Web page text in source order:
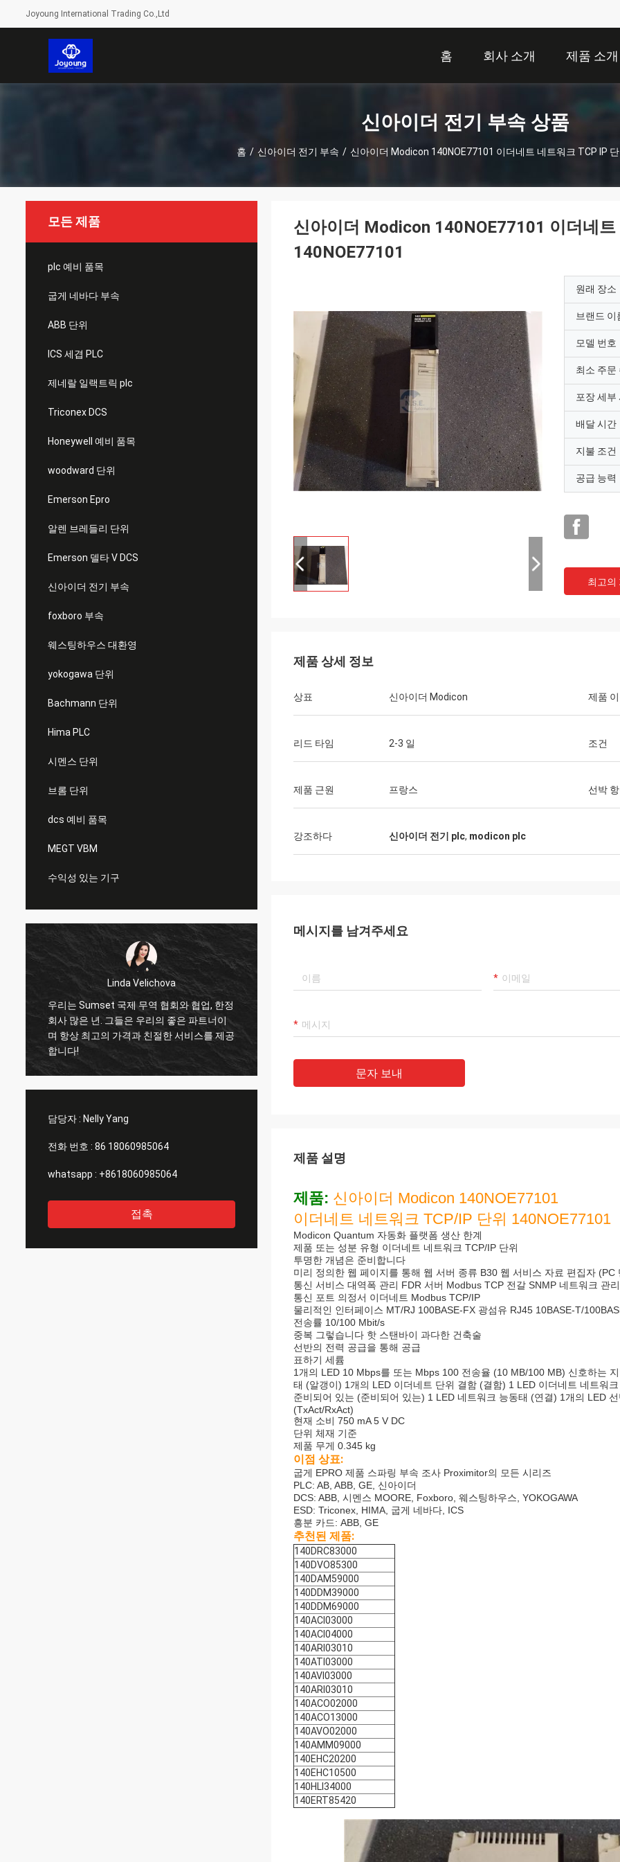
Joyoung International Trading Co.,Ltd
홈 회사 소개 제품 소개
신아이더 전기 부속 상품
홈 / 신아이더 전기 부속 / 신아이더 Modicon 140NOE77101 이더네트 네트워크 TCP IP
모든 제품
plc 예비 품목
굽게 네바다 부속
ABB 단위
ICS 세겹 PLC
제네랄 일랙트릭 plc
Triconex DCS
Honeywell 예비 품목
woodward 단위
Emerson Epro
알렌 브레들리 단위
Emerson 델타 V DCS
신아이더 전기 부속
foxboro 부속
웨스팅하우스 대환영
yokogawa 단위
Bachmann 단위
Hima PLC
시멘스 단위
브롬 단위
dcs 예비 품목
MEGT VBM
수익성 있는 기구
Linda Velichova
우리는 Sumset 국제 무역 협회와 협업, 한정
회사 많은 년. 그들은 우리의 좋은 파트너이
며 항상 최고의 가격과 친절한 서비스를 제공
합니다!
수 있는 파트너입니다, 우리는 그로부터 상품
을 수입합니다. 좋은 품질의 제품과 적절한
다! 우리는 그런 좋은 회
담당자 : Nelly Yang
전화 번호 : 86 18060985064
whatsapp : +8618060985064
접촉
신아이더 Modicon 140NOE77101 이더네트
140NOE77101
원래 장소
브랜드 이
모델 번호
최소 주문
포장 세부
배달 시간
지불 조건
공급 능력
최고의
제품 상세 정보
상표 신아이더 Modicon 제품
리드 타임 2-3 일 조건
제품 근원 프랑스 선박
강조하다 신아이더 전기 plc, modicon plc
메시지를 남겨주세요
문자 보내
제품 설명
제품: 신아이더 Modicon 140NOE77101
이더네트 네트워크 TCP/IP 단위 140NOE77101
Modicon Quantum 자동화 플랫폼 생산 한계
제품 또는 성분 유형 이더네트 네트워크 TCP/IP 단위
투명한 개념은 준비합니다
미리 정의한 웹 페이지를 통해 웹 서버 종류 B30 웹 서비스 자료 편집자
통신 서비스 대역폭 관리 FDR 서버 Modbus TCP 전갈 SNMP 네트워크 관
통신 포트 의정서 이더네트 Modbus TCP/IP
물리적인 인터페이스 MT/RJ 100BASE-FX 광섬유 RJ45 10BASE-T/
전송률 10/100 Mbit/s
중복 그렇습니다 핫 스탠바이 과다한 건축술
선반의 전력 공급을 통해 공급
표하기 세륨
1개의 LED 10 Mbps를 또는 Mbps 100 전송율 (10 MB/100 MB) 신호하는
태 (알갱이) 1개의 LED 이더네트 단위 결함 (결함) 1 LED 이더네트 네트워
준비되어 있는 (준비되어 있는) 1 LED 네트워크 능동태 (연결) 1개의 LED
(TxAct/RxAct)
현재 소비 750 mA 5 V DC
단위 체재 기준
제품 무게 0.345 kg
이점 상표:
굽게 EPRO 제품 스파링 부속 조사 Proximitor의 모든 시리즈
PLC: AB, ABB, GE, 신아이더
DCS: ABB, 시멘스 MOORE, Foxboro, 웨스팅하우스, YOKOGAWA
ESD: Triconex, HIMA, 굽게 네바다, ICS
흥분 카드: ABB, GE
추천된 제품:
140DRC83000
140DVO85300
140DAM59000
140DDM39000
140DDM69000
140ACI03000
140ACI04000
140ARI03010
140ATI03000
140AVI03000
140ARI03010
140ACO02000
140ACO13000
140AVO02000
140AMM09000
140EHC20200
140EHC10500
140HLI34000
140ERT85420